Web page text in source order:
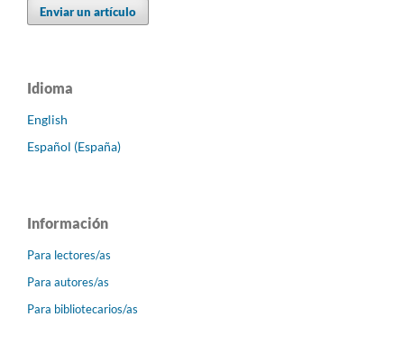
Enviar un artículo
Idioma
English
Español (España)
Información
Para lectores/as
Para autores/as
Para bibliotecarios/as